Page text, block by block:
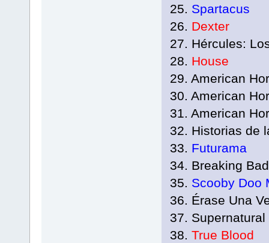
25. Spartacus
26. Dexter
27. Hércules:
28. House
29. American
30. American
31. American
32. Historias de
33. Futurama
34. Breaking Bad
35. Scooby Doo
36. Érase Una
37.
38. True Blood